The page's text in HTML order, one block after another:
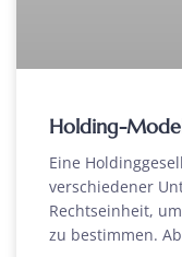
Holding-
Eine
verschiedener
Rechtseinheit,
zu bestimmen.